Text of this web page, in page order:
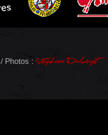
/ Photos :